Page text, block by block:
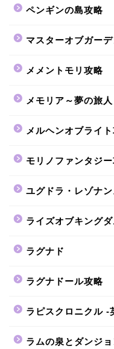
ペンギンの島攻略
マスターオブガー
メメントモリ攻略
メモリア～夢の旅
メルヘンオブライ
モリノファンタジ
ユグドラ・レゾナ
ライズオブキング
ラグナド
ラグナドール攻略
ラピスクロニクル -
ラムの泉とダンジ